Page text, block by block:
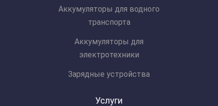
Аккумуляторы для водного
транспорта
Аккумуляторы для
электротехники
Зарядные устройства
Услуги